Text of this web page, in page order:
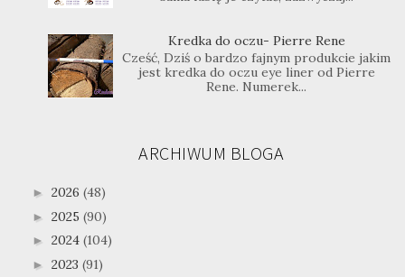
Kredka do oczu- Pierre Rene
Cześć, Dziś o bardzo fajnym produkcie jakim
jest kredka do oczu eye liner od Pierre
Rene. Numerek...
ARCHIWUM BLOGA
► 2026 (48)
► 2025 (90)
► 2024 (104)
► 2023 (91)